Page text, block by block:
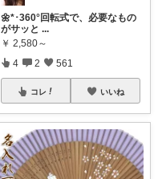
🌼*･360°回転式で、必要なもの
がサッと ...
￥ 2,580～
4 2 561
コレ いいね